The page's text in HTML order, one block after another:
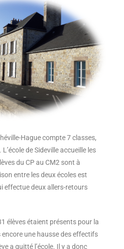
Hague compte 7 classes,
de Sideville accueille les
du CP au CM2 sont à
entre les deux écoles est
effectue deux allers-retours
élèves étaient présents pour la
une hausse des effectifs
a quitté l’école. Il y a donc